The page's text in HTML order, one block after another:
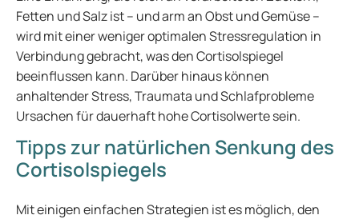
Fetten und Salz ist – und arm an Obst und Gemüse –
wird mit einer weniger optimalen Stressregulation in
Verbindung gebracht, was den Cortisolspiegel
beeinflussen kann. Darüber hinaus können
anhaltender Stress, Traumata und Schlafprobleme
Ursachen für dauerhaft hohe Cortisolwerte sein.
Tipps zur natürlichen Senkung des
Cortisolspiegels
Mit einigen einfachen Strategien ist es möglich, den